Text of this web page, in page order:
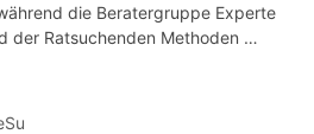
die Beratergruppe Experte
der Ratsuchenden Methoden …